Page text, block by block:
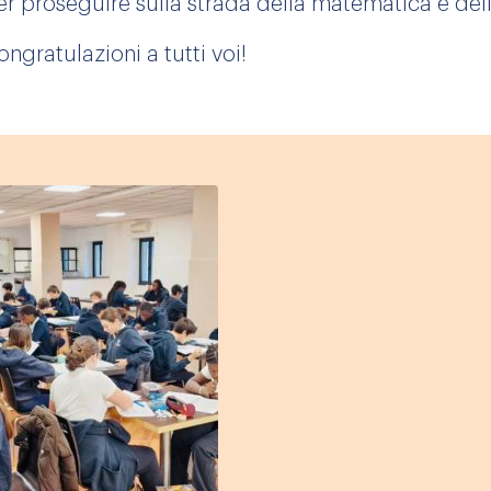
proseguire sulla strada della matematica e
a tutti voi!